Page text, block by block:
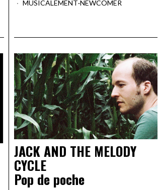
MUSICALEMENT·NEWCOMER
JACK AND THE MELODY
CYCLE
Pop de poche